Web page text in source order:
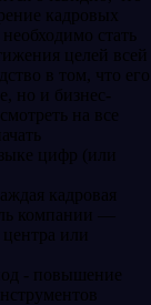
кадровых
стать
целей всей
в том, что его
но и бизнес-
на все
цифр (или
кадровая
компании —
или
- повышение